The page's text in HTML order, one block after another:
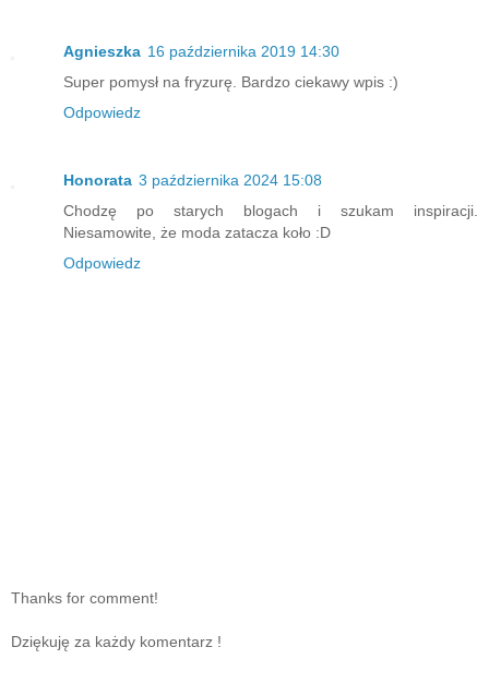
Agnieszka 16 października 2019 14:30
Super pomysł na fryzurę. Bardzo ciekawy wpis :)
Odpowiedz
Honorata 3 października 2024 15:08
Chodzę po starych blogach i szukam inspiracji.
Niesamowite, że moda zatacza koło :D
Odpowiedz
Thanks for comment!
Dziękuję za każdy komentarz !